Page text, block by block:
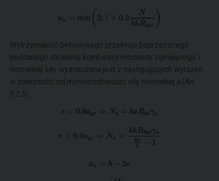
Wytrzymałość betonowego przekroju poprzecznego
poddanego działaniu kombinacji momentu zginającego i
normalnej siły wyznaczana jest z następujących wyrażeń
w zależności od mimośrodowości siły normalnej e(Art.
5.2.5):